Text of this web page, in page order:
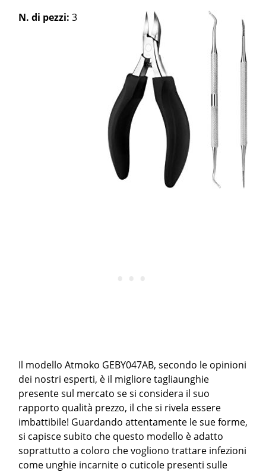
N. di pezzi:3
Il modello Atmoko GEBY047AB, secondo le opinioni
dei nostri esperti, è il migliore tagliaunghie
presente sul mercato se si considera il suo
rapporto qualità prezzo, il che si rivela essere
imbattibile! Guardando attentamente le sue forme,
si capisce subito che questo modello è adatto
soprattutto a coloro che vogliono trattare infezioni
come unghie incarnite o cuticole presenti sulle